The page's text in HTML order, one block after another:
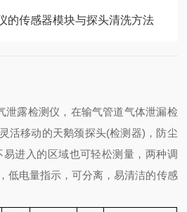
的传感器模块与探头清洗方法
泄露检测仪，在输气管道气体泄漏检
活移动的天鹅颈探头(检测器)，防尘
进入的区域也可轻松测量，两种调
低电量指示，可分离，易清洁的传感